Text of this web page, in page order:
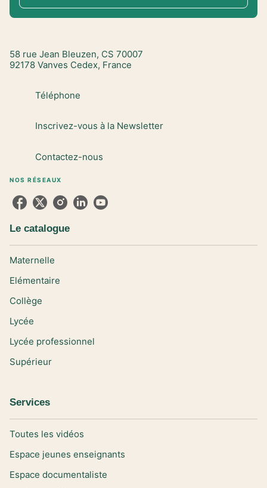
58 rue Jean Bleuzen, CS 70007
92178 Vanves Cedex, France
Téléphone
Inscrivez-vous à la Newsletter
Contactez-nous
NOS RÉSEAUX
Le catalogue
Maternelle
Elémentaire
Collège
Lycée
Lycée professionnel
Supérieur
Services
Toutes les vidéos
Espace jeunes enseignants
Espace documentaliste